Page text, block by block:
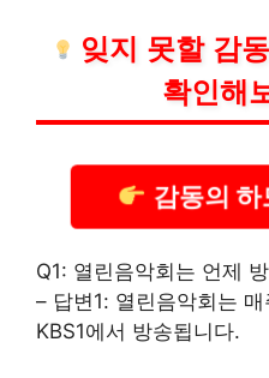
잊지 못할 감
확인해
감동의 하
Q1: 열린음악회는 언제
– 답변1: 열린음악회는
KBS1에서 방송됩니다.